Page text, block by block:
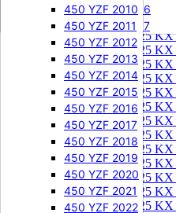
525 EXC-F 2006
525 EXC-F 2007
450 YZF 2010
450 YZF 2011
450 YZF 2012
450 YZF 2013
450 YZF 2014
450 YZF 2015
450 YZF 2016
450 YZF 2017
450 YZF 2018
450 YZF 2019
450 YZF 2020
450 YZF 2021
450 YZF 2022
125 KX
125 KX
125 KX
125 KX
125 KX
125 KX
125 KX
125 KX
125 KX
125 KX
125 KX
125 KX
125 KX
125 KX
125 KX